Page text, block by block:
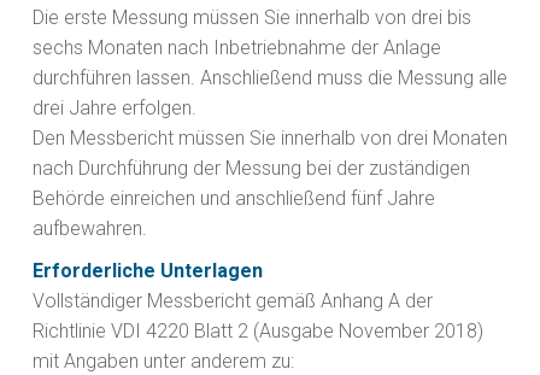
Die erste Messung müssen Sie innerhalb von drei bis
sechs Monaten nach Inbetriebnahme der Anlage
durchführen lassen. Anschließend muss die Messung alle
drei Jahre erfolgen.
Den Messbericht müssen Sie innerhalb von drei Monaten
nach Durchführung der Messung bei der zuständigen
Behörde einreichen und anschließend fünf Jahre
aufbewahren.
Erforderliche Unterlagen
Vollständiger Messbericht gemäß Anhang A der
Richtlinie VDI 4220 Blatt 2 (Ausgabe November 2018)
mit Angaben unter anderem zu: